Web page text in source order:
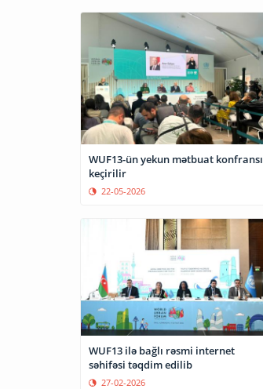
WUF13-ün yekun mətbuat konfransı
keçirilir
22-05-2026
WUF13 ilə bağlı rəsmi internet
səhifəsi təqdim edilib
27-02-2026